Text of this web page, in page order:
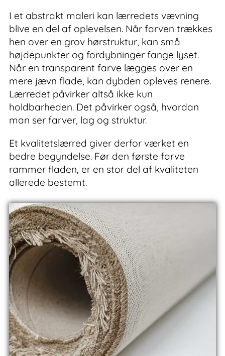
I et abstrakt maleri kan lærredets vævning
blive en del af oplevelsen. Når farven trækkes
hen over en grov hørstruktur, kan små
højdepunkter og fordybninger fange lyset.
Når en transparent farve lægges over en
mere jævn flade, kan dybden opleves renere.
Lærredet påvirker altså ikke kun
holdbarheden. Det påvirker også, hvordan
man ser farver, lag og struktur.
Et kvalitetslærred giver derfor værket en
bedre begyndelse. Før den første farve
rammer fladen, er en stor del af kvaliteten
allerede bestemt.